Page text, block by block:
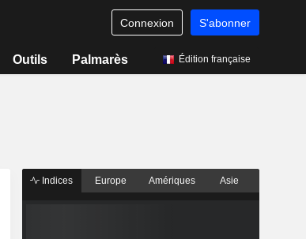
Connexion S'abonner
Outils Palmarès Édition française
Indices Europe Amériques Asie